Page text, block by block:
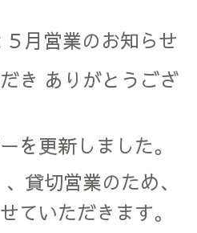
５月営業のお知らせ
き ありがとうござ
を更新しました。
貸切営業のため、
ていただきます。